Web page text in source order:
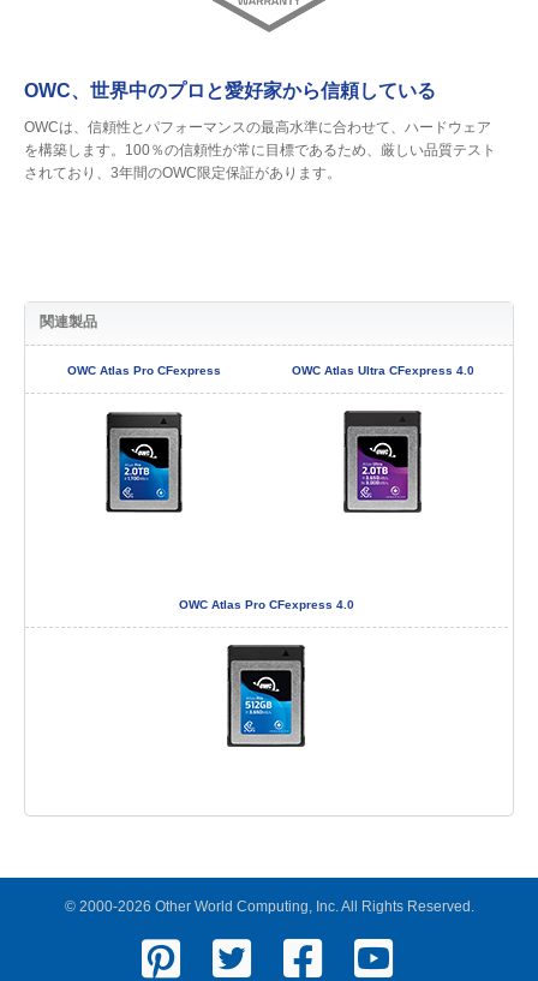
OWC、世界中のプロと愛好家から信頼している
OWCは、信頼性とパフォーマンスの最高水準に合わせて、ハードウェア
を構築します。100％の信頼性が常に目標であるため、厳しい品質テスト
されており、3年間のOWC限定保証があります。
関連製品
OWC Atlas Pro CFexpress OWC Atlas Ultra CFexpress 4.0
OWC Atlas Pro CFexpress 4.0
© 2000-2026 Other World Computing, Inc. All Rights Reserved.